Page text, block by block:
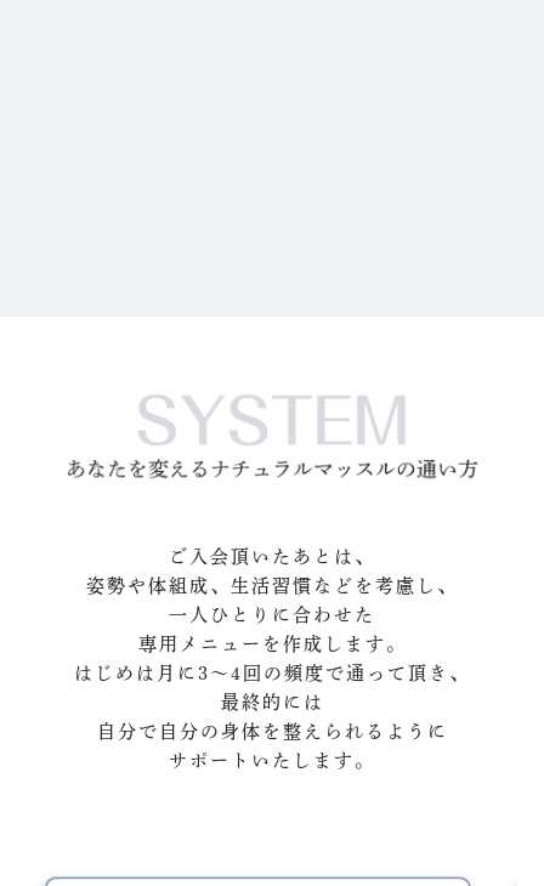
ご入会頂いたあとは、
姿勢や体組成、生活習慣などを考慮し、
一人ひとりに合わせた
専用メニューを作成します。
はじめは月に3～4回の頻度で通って頂き、
最終的には
自分で自分の身体を整えられるように
サポートいたします。